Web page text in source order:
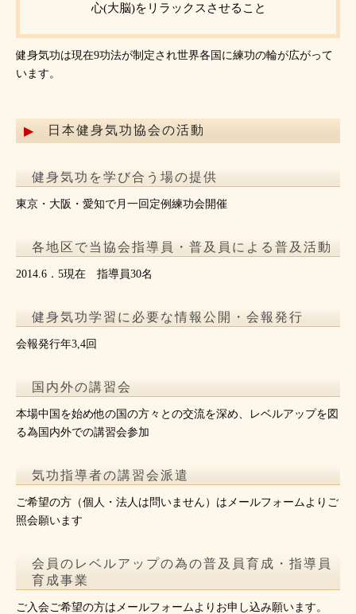
心(大脳)をリラックスさせること
健身気功は現在9功法が制定され世界各国に練功の輪が広がって
います。
日本健身気功協会の活動
健身気功を学び合う場の提供
東京・大阪・愛知で月一回定例練功会開催
各地区で当協会指導員・普及員による普及活動
2014.6．5現在 指導員30名
健身気功学習に必要な情報公開・会報発行
会報発行年3,4回
国内外の講習会
本場中国を始め他の国の方々との交流を深め、レベルアップを図
る為国内外での講習会参加
気功指導者の講習会派遣
ご希望の方（個人・法人は問いません）はメールフォームよりご
照会願います
会員のレベルアップの為の普及員育成・指導員
育成事業
ご入会ご希望の方はメールフォームよりお申し込み願います。